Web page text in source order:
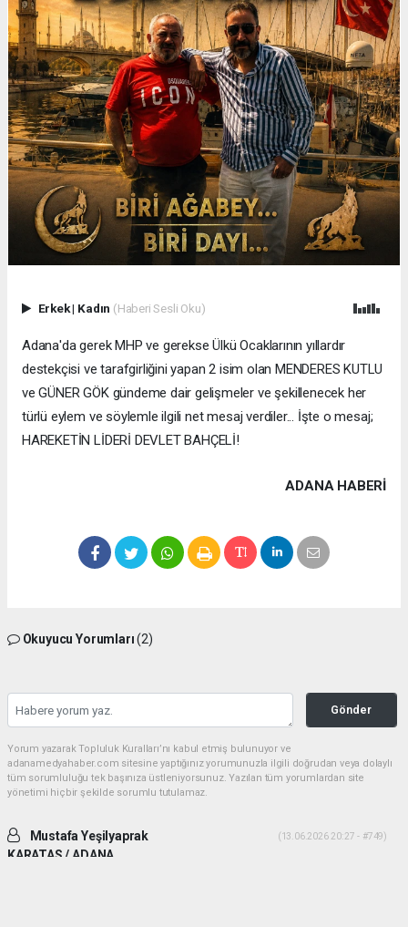
Erkek| Kadın (Haberi Sesli Oku)
Adana'da gerek MHP ve gerekse Ülkü Ocaklarının yıllardır
destekçisi ve tarafgirliğini yapan 2 isim olan MENDERES KUTLU
ve GÜNER GÖK gündeme dair gelişmeler ve şekillenecek her
türlü eylem ve söylemle ilgili net mesaj verdiler... İşte o mesaj;
HAREKETİN LİDERİ DEVLET BAHÇELİ!
ADANA HABERİ
Okuyucu Yorumları(2)
Gönder
Yorum yazarak Topluluk Kuralları’nı kabul etmiş bulunuyor ve
adanamedyahaber.com sitesine yaptığınız yorumunuzla ilgili doğrudan veya dolaylı
tüm sorumluluğu tek başınıza üstleniyorsunuz. Yazılan tüm yorumlardan site
yönetimi hiçbir şekilde sorumlu tutulamaz.
Mustafa Yeşilyaprak
KARATAS / ADANA
(13.06.2026 20:27 - #749)